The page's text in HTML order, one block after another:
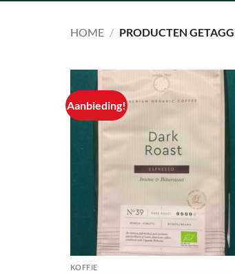
HOME / PRODUCTEN
Aanbieding!
KOFFIE